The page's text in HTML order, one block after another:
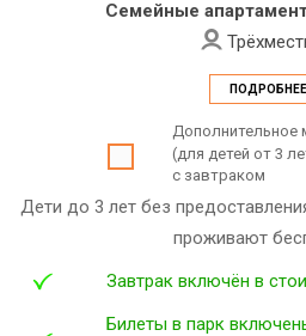
Семейные
ПОДРОБНЕЕ
Дополнительное
(для детей от 3
с завтраком
Дети до 3 лет без
проживают
Завтрак включён в
Билеты в парк